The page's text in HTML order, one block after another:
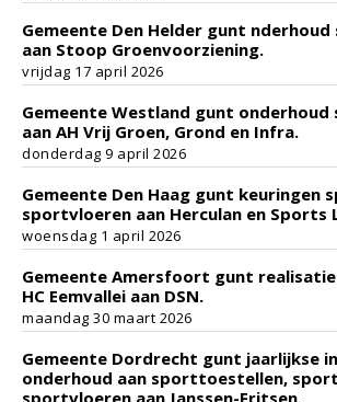
Gemeente Den Helder gunt
aan Stoop Groenvoorziening.
vrijdag 17 april 2026
Gemeente Westland gunt
aan AH Vrij Groen, Grond en Infra.
donderdag 9 april 2026
Gemeente Den Haag gunt keuringen
sportvloeren aan Herculan en Sports
woensdag 1 april 2026
Gemeente Amersfoort gunt
HC Eemvallei aan DSN.
maandag 30 maart 2026
Gemeente Dordrecht gunt jaarlijkse
onderhoud aan sporttoestellen,
sportvloeren aan Janssen-Fritsen,